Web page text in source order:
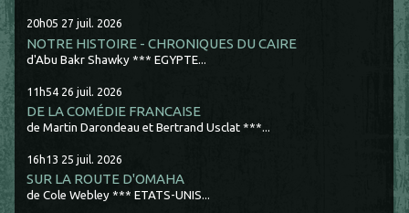
20h05 27 juil. 2026
NOTRE HISTOIRE - CHRONIQUES DU CAIRE
d'Abu Bakr Shawky *** EGYPTE...
11h54 26 juil. 2026
DE LA COMÉDIE FRANCAISE
de Martin Darondeau et Bertrand Usclat ***...
16h13 25 juil. 2026
SUR LA ROUTE D'OMAHA
de Cole Webley *** ETATS-UNIS...